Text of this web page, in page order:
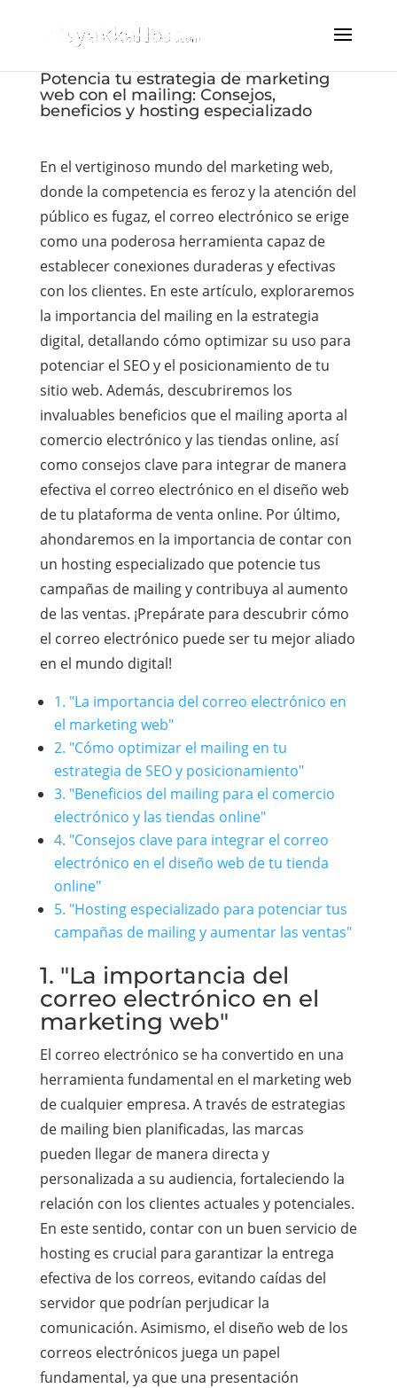
Potencia tu estrategia de marketing
web con el mailing: Consejos,
beneficios y hosting especializado
En el vertiginoso mundo del marketing web,
donde la competencia es feroz y la atención del
público es fugaz, el correo electrónico se erige
como una poderosa herramienta capaz de
establecer conexiones duraderas y efectivas
con los clientes. En este artículo, exploraremos
la importancia del mailing en la estrategia
digital, detallando cómo optimizar su uso para
potenciar el SEO y el posicionamiento de tu
sitio web. Además, descubriremos los
invaluables beneficios que el mailing aporta al
comercio electrónico y las tiendas online, así
como consejos clave para integrar de manera
efectiva el correo electrónico en el diseño web
de tu plataforma de venta online. Por último,
ahondaremos en la importancia de contar con
un hosting especializado que potencie tus
campañas de mailing y contribuya al aumento
de las ventas. ¡Prepárate para descubrir cómo
el correo electrónico puede ser tu mejor aliado
en el mundo digital!
1. "La importancia del correo electrónico en
el marketing web"
2. "Cómo optimizar el mailing en tu
estrategia de SEO y posicionamiento"
3. "Beneficios del mailing para el comercio
electrónico y las tiendas online"
4. "Consejos clave para integrar el correo
electrónico en el diseño web de tu tienda
online"
5. "Hosting especializado para potenciar tus
campañas de mailing y aumentar las ventas"
1. "La importancia del
correo electrónico en el
marketing web"
El correo electrónico se ha convertido en una
herramienta fundamental en el marketing web
de cualquier empresa. A través de estrategias
de mailing bien planificadas, las marcas
pueden llegar de manera directa y
personalizada a su audiencia, fortaleciendo la
relación con los clientes actuales y potenciales.
En este sentido, contar con un buen servicio de
hosting es crucial para garantizar la entrega
efectiva de los correos, evitando caídas del
servidor que podrían perjudicar la
comunicación. Asimismo, el diseño web de los
correos electrónicos juega un papel
fundamental, ya que una presentación